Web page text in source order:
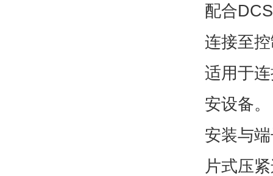
配合
连接至
适用于
安设备。
安装与
片式压